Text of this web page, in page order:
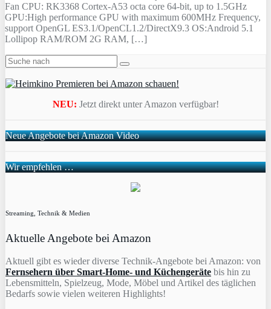
Fan CPU: RK3368 Cortex-A53 octa core 64-bit, up to 1.5GHz
GPU:High performance GPU with maximum 600MHz Frequency,
support OpenGL ES3.1/OpenCL1.2/DirectX9.3 OS:Android 5.1
Lollipop RAM/ROM 2G RAM, […]
NEU: Jetzt direkt unter Amazon verfügbar!
Neue Angebote bei Amazon Video
Wir empfehlen …
Streaming, Technik & Medien
Aktuelle Angebote bei Amazon
Aktuell gibt es wieder diverse Technik-Angebote bei Amazon: von
Fernsehern über Smart-Home- und Küchengeräte bis hin zu
Lebensmitteln, Spielzeug, Mode, Möbel und Artikel des täglichen
Bedarfs sowie vielen weiteren Highlights!